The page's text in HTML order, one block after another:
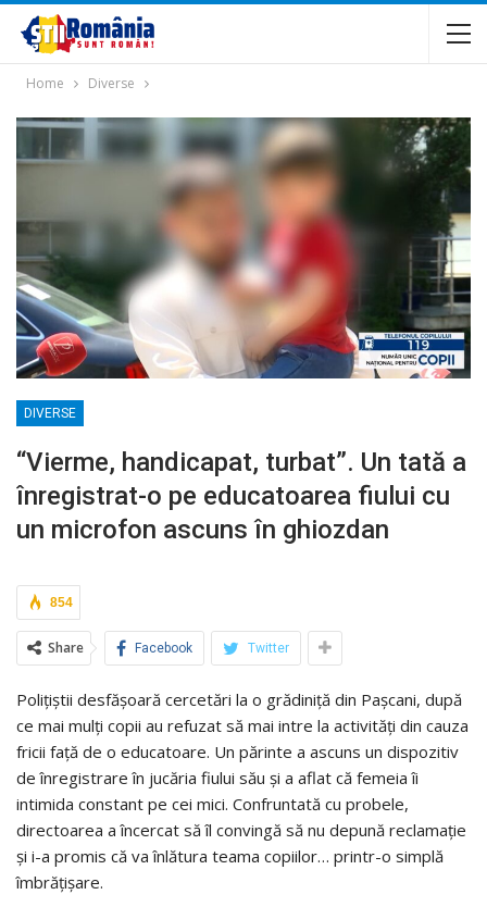
Home Diverse
DIVERSE
“Vierme, handicapat, turbat”. Un tată a
înregistrat-o pe educatoarea fiului cu
un microfon ascuns în ghiozdan
854
Share Facebook Twitter
Polițiștii desfășoară cercetări la o grădiniță din Pașcani, după
ce mai mulți copii au refuzat să mai intre la activități din cauza
fricii față de o educatoare. Un părinte a ascuns un dispozitiv
de înregistrare în jucăria fiului său și a aflat că femeia îi
intimida constant pe cei mici. Confruntată cu probele,
directoarea a încercat să îl convingă să nu depună reclamație
și i-a promis că va înlătura teama copiilor… printr-o simplă
îmbrățișare.